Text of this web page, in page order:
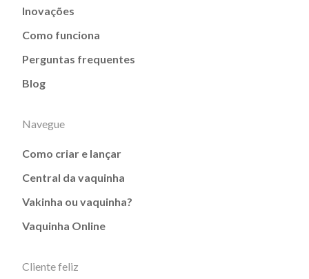
Inovações
Como funciona
Perguntas frequentes
Blog
Navegue
Como criar e lançar
Central da vaquinha
Vakinha ou vaquinha?
Vaquinha Online
Cliente feliz